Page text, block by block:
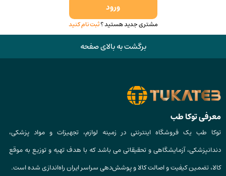
ورود
مشتری جدید هستید ؟ثبت نام کنید
برگشت به بالای صفحه
معرفی توکا طب
توکا طب یک فروشگاه اینترنتی در زمینه لوازم، تجهیزات و مواد پزشکی،
دندانپزشکی، آزمایشگاهی و تحقیقاتی می باشد که با هدف تهیه و توزیع به موقع
کالا، تضمین کیفیت و اصالت کالا و پوشش‌دهی سراسر ایران راه‌اندازی شده است.